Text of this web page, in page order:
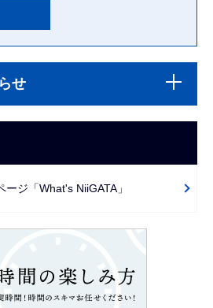
せ
ジ「What's NiiGATA」